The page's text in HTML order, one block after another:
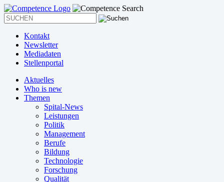
Kontakt
Newsletter
Mediadaten
Stellenportal
Aktuelles
Who is new
Themen
Spital-News
Leistungen
Politik
Management
Berufe
Bildung
Technologie
Forschung
Qualität